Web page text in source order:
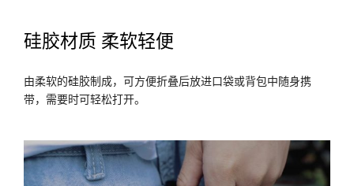
硅胶材质 柔软轻便
由柔软的硅胶制成，可方便折叠后放进口袋或背包中随身携
带，需要时可轻松打开。